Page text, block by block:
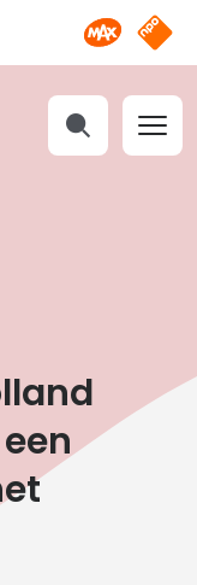
Omroep
NPO